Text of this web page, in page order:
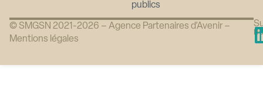
publics
© SMGSN 2021-2026 – Agence Partenaires d’Avenir –
Mentions légales